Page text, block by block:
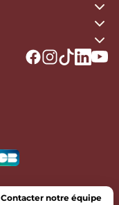
Contacter notre équipe